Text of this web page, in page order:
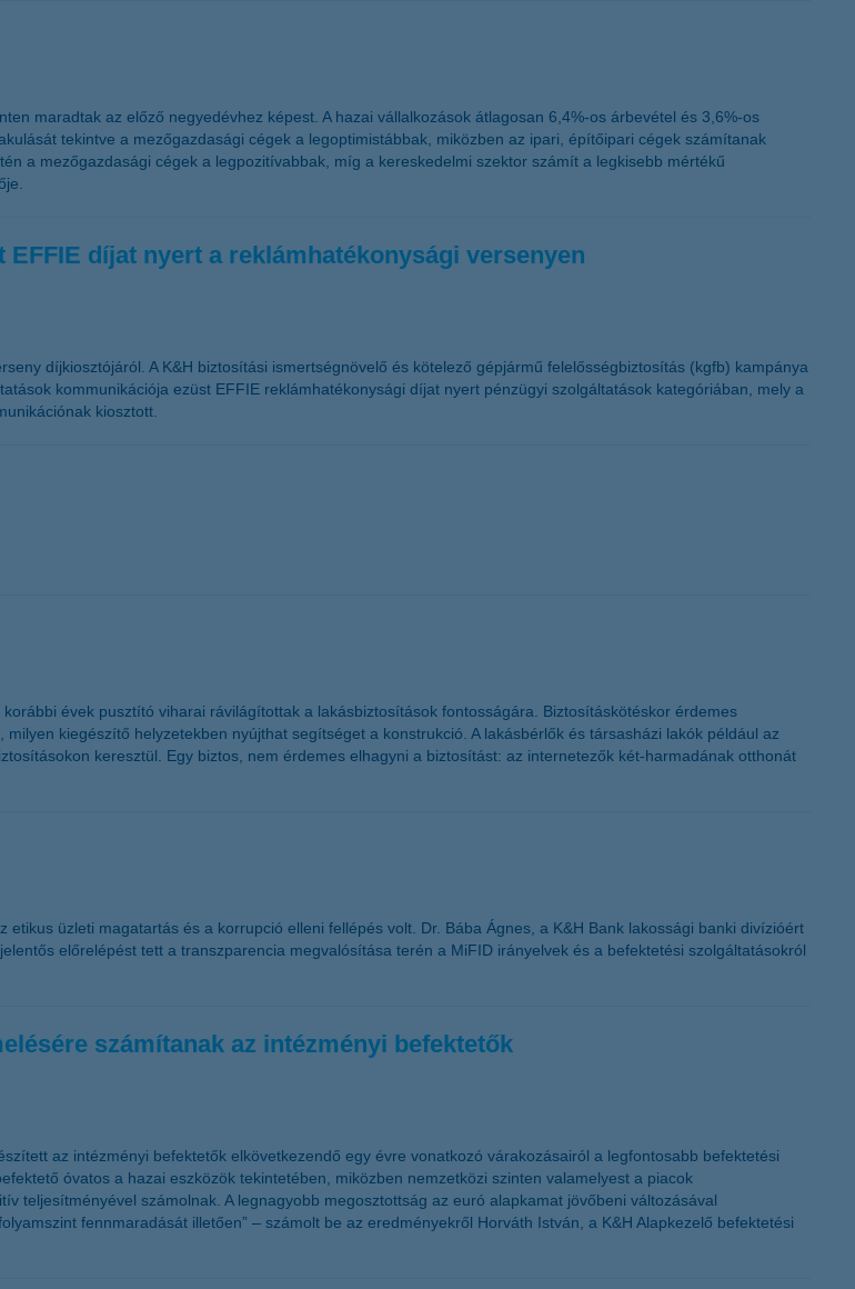
maradtak az előző negyedévhez képest. A hazai vállalkozások átlagosan 6,4%-os árbevétel és 3,6%-os
tekintve a mezőgazdasági cégek a legoptimistábbak, miközben az ipari, építőipari cégek számítanak
a mezőgazdasági cégek a legpozitívabbak, míg a kereskedelmi szektor számít a legkisebb mértékű
díjat nyert a reklámhatékonysági versenyen
díjkiosztójáról. A K&H biztosítási ismertségnövelő és kötelező gépjármű felelősségbiztosítás (kgfb) kampánya
kommunikációja ezüst EFFIE reklámhatékonysági díjat nyert pénzügyi szolgáltatások kategóriában, mely a
kiosztott.
évek pusztító viharai rávilágítottak a lakásbiztosítások fontosságára. Biztosításkötéskor érdemes
kiegészítő helyzetekben nyújthat segítséget a konstrukció. A lakásbérlők és társasházi lakók például az
keresztül. Egy biztos, nem érdemes elhagyni a biztosítást: az internetezők két-harmadának otthonát
üzleti magatartás és a korrupció elleni fellépés volt. Dr. Bába Ágnes, a K&H Bank lakossági banki divízióért
előrelépést tett a transzparencia megvalósítása terén a MiFID irányelvek és a befektetési szolgáltatásokról
számítanak az intézményi befektetők
az intézményi befektetők elkövetkezendő egy évre vonatkozó várakozásairól a legfontosabb befektetési
óvatos a hazai eszközök tekintetében, miközben nemzetközi szinten valamelyest a piacok
teljesítményével számolnak. A legnagyobb megosztottság az euró alapkamat jövőbeni változásával
fennmaradását illetően” – számolt be az eredményekről Horváth István, a K&H Alapkezelő befektetési